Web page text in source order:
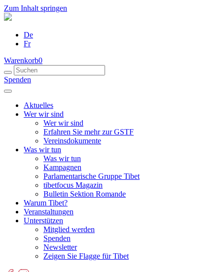
Zum Inhalt springen
De
Fr
Warenkorb0
Spenden
Aktuelles
Wer wir sind
Wer wir sind
Erfahren Sie mehr zur GSTF
Vereinsdokumente
Was wir tun
Was wir tun
Kampagnen
Parlamentarische Gruppe Tibet
tibetfocus Magazin
Bulletin Sektion Romande
Warum Tibet?
Veranstaltungen
Unterstützen
Mitglied werden
Spenden
Newsletter
Zeigen Sie Flagge für Tibet